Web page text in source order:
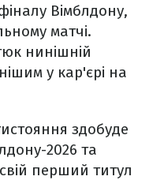
Вімблдону,
матчі.
нинішній
у кар'єрі на
здобуде
2026 та
перший титул